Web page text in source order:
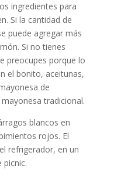
ingredientes para
Si la cantidad de
puede agregar más
Si no tienes
preocupes porque lo
el bonito, aceitunas,
de
tradicional.
blancos en
rojos. El
refrigerador, en un
picnic.